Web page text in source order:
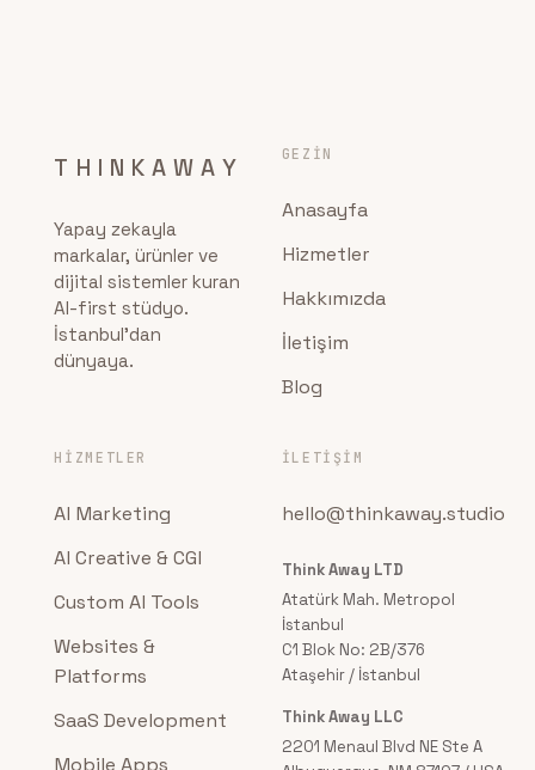
THINKAWAY
Yapay zekayla
markalar, ürünler ve
dijital sistemler kuran
AI-first stüdyo.
İstanbul'dan
dünyaya.
GEZIN
Anasayfa
Hizmetler
Hakkımızda
İletişim
Blog
HIZMETLER
AI Marketing
AI Creative & CGI
Custom AI Tools
Websites &
Platforms
SaaS Development
Mobile Apps
İLETIŞIM
hello@thinkaway.studio
Think Away LTD
Atatürk Mah. Metropol
İstanbul
C1 Blok No: 2B/376
Ataşehir / İstanbul
Think Away LLC
2201 Menaul Blvd NE Ste A